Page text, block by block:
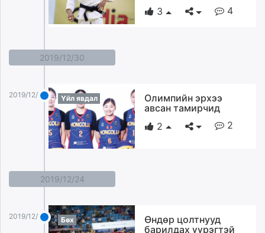
3
4
2019/12/30
2019/12/30 Үйл явдал
Олимпийн эрхээ
авсан тамирчид
2
2
2019/12/24
2019/12/24 Бөх
Өндөр цолтнууд
барилдах үүрэгтэй